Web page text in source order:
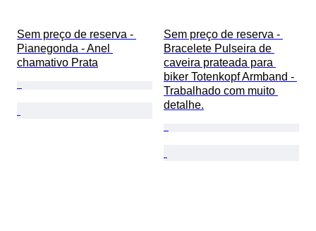
Sem preço de reserva -
Pianegonda - Anel
chamativo Prata
Sem preço de reserva -
Bracelete Pulseira de
caveira prateada para
biker Totenkopf Armband -
Trabalhado com muito
detalhe.